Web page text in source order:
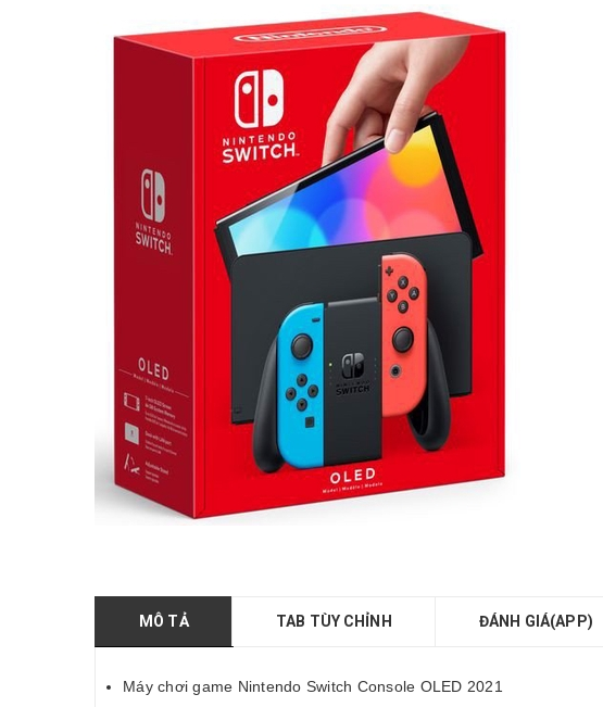
MÔ TẢ TAB TÙY CHỈNH ĐÁNH GIÁ(APP)
Máy chơi game Nintendo Switch Console OLED 2021